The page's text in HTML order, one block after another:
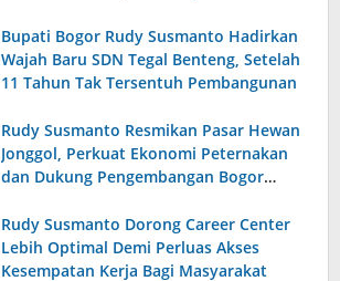
Bupati Bogor Rudy Susmanto Hadirkan
Wajah Baru SDN Tegal Benteng, Setelah
11 Tahun Tak Tersentuh Pembangunan
Rudy Susmanto Resmikan Pasar Hewan
Jonggol, Perkuat Ekonomi Peternakan
dan Dukung Pengembangan Bogor
Rudy Susmanto Dorong Career Center
Lebih Optimal Demi Perluas Akses
Kesempatan Kerja Bagi Masyarakat